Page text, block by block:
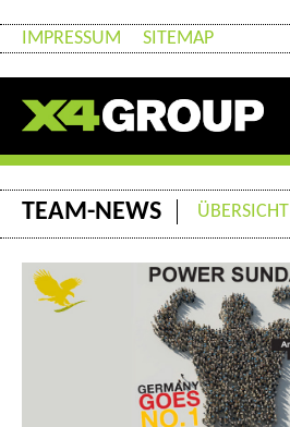
IMPRESSUM SITEMAP
TEAM-NEWS ÜBERSICHT